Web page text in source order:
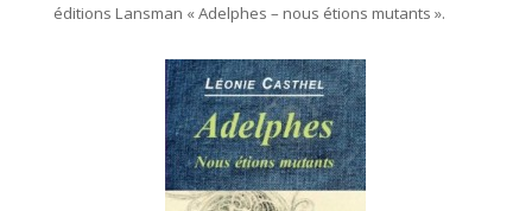
éditions Lansman « Adelphes – nous étions mutants ».